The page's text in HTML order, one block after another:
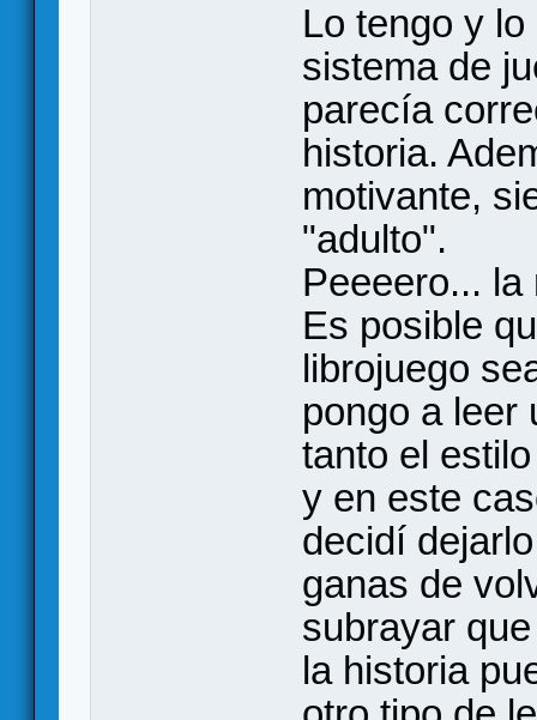
Lo tengo y
sistema de
parecía
historia.
motivante,
"adulto".
Peeeero...
Es posible
librojuego
pongo a leer
tanto el
y en este
decidí
ganas de
subrayar
la historia